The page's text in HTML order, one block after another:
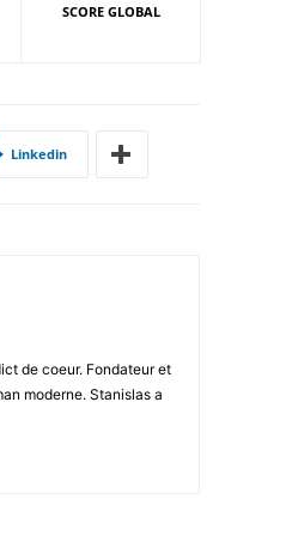
SCORE GLOBAL
Linkedin
de coeur. Fondateur et
moderne. Stanislas a